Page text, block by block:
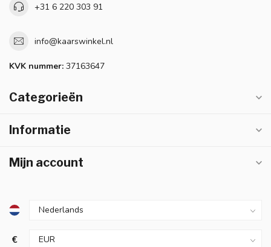
+31 6 220 303 91
info@kaarswinkel.nl
KVK nummer: 37163647
Categorieën
Informatie
Mijn account
€